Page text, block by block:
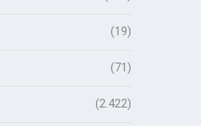
(19)
(71)
(2.422)